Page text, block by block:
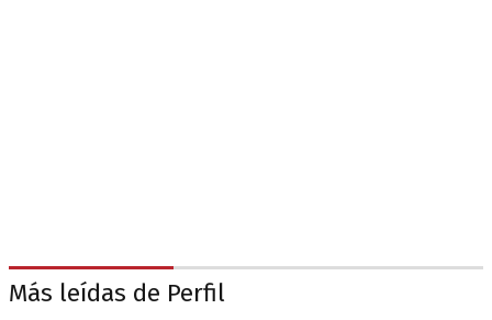
Más leídas de Perfil